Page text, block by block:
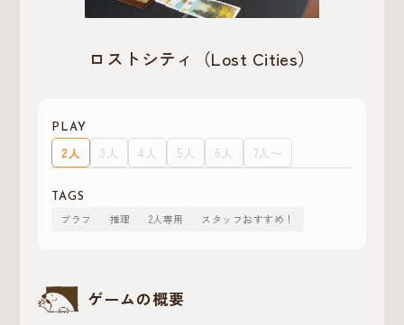
ロストシティ（Lost Cities）
PLAY
2人 3人 4人 5人 6人 7人〜
TAGS
ブラフ 推理 2人専用 スタッフおすすめ！
ゲームの概要